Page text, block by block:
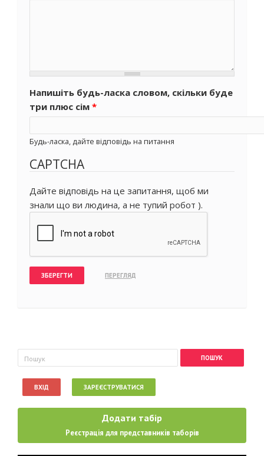
Напишіть будь-ласка словом, скільки буде
три плюс сім *
Будь-ласка, дайте відповідь на питання
CAPTCHA
Дайте відповідь на це запитання, щоб ми
знали що ви людина, а не тупий робот ).
Пошукова форма
Пошук
ВХІД ЗАРЕЄСТРУВАТИСЯ
Додати табір
Реєстрація для представників таборів